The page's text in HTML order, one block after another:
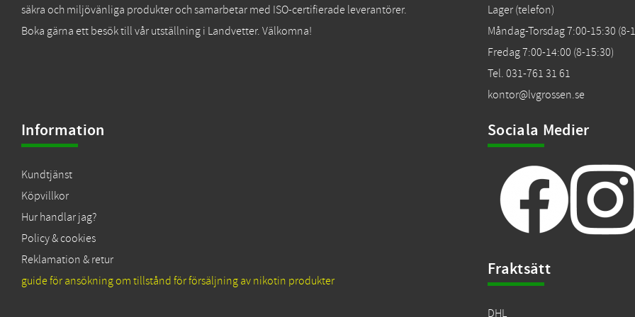
säkra och miljövänliga produkter och samarbetar med ISO-certifierade leverantörer.
Boka gärna ett besök till vår utställning i Landvetter. Välkomna!
Lager (telefon)
Måndag-Torsdag 7:00-15:30 (8-
Fredag 7:00-14:00 (8-15:30)
Tel. 031-761 31 61
kontor@lvgrossen.se
Information
Kundtjänst
Köpvillkor
Hur handlar jag?
Policy & cookies
Reklamation & retur
guide för ansökning om tillstånd för försäljning av nikotin produkter
Sociala Medier
Fraktsätt
DHL